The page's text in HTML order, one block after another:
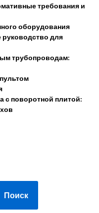
требования и
оборудования
руководство для
трубопроводам:
поворотной плитой:
Поиск